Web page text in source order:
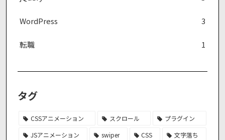
WordPress 3
転職 1
タグ
CSSアニメーション スクロール
プラグイン
JSアニメーション
swiper CSS
文字落ち